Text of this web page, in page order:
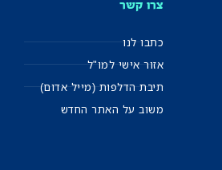
צרו קשר
כתבו לנו
אזור אישי למו"ל
תיבת הדלפות (מייל אדום)
משוב על האתר החדש